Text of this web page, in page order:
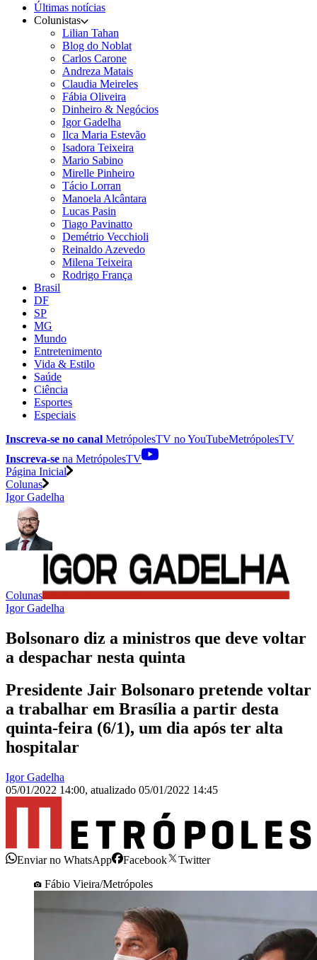
Últimas notícias
Colunistas
Lilian Tahan
Blog do Noblat
Carlos Carone
Andreza Matais
Claudia Meireles
Fábia Oliveira
Dinheiro & Negócios
Igor Gadelha
Ilca Maria Estevão
Isadora Teixeira
Mario Sabino
Mirelle Pinheiro
Tácio Lorran
Manoela Alcântara
Lucas Pasin
Tiago Pavinatto
Demétrio Vecchioli
Reinaldo Azevedo
Milena Teixeira
Rodrigo França
Brasil
DF
SP
MG
Mundo
Entretenimento
Vida & Estilo
Saúde
Ciência
Esportes
Especiais
Inscreva-se no canal MetrópolesTV noYouTubeMetrópolesTV
Inscreva-se na MetrópolesTV
Página Inicial
Colunas
Igor Gadelha
Colunas
Igor Gadelha
Bolsonaro diz a ministros que deve voltar
a despachar nesta quinta
Presidente Jair Bolsonaro pretende voltar
a trabalhar em Brasília a partir desta
quinta-feira (6/1), um dia após ter alta
hospitalar
Igor Gadelha
05/01/2022 14:00, atualizado 05/01/2022 14:45
Enviar no WhatsApp Facebook
Twitter
Fábio Vieira/Metrópoles